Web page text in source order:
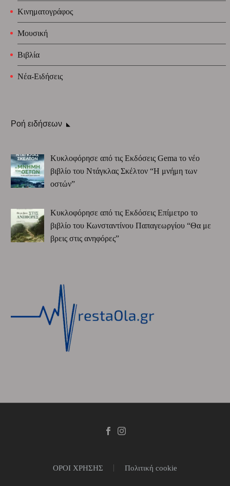
Κινηματογράφος
Μουσική
Βιβλία
Νέα-Ειδήσεις
Ροή ειδήσεων
Κυκλοφόρησε από τις Εκδόσεις Gema το νέο
βιβλίο του Ντάγκλας Σκέλτον “Η μνήμη των
οστών”
Κυκλοφόρησε από τις Εκδόσεις Επίμετρο το
βιβλίο του Κωνσταντίνου Παπαγεωργίου “Θα με
βρεις στις ανηφόρες”
ΟΡΟΙ ΧΡΗΣΗΣ Πολιτική cookie